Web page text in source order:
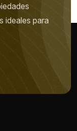
ideales para